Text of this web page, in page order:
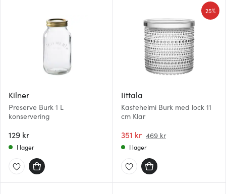
Kilner
Preserve Burk 1 L
konservering
129 kr
I lager
Iittala
Kastehelmi Burk med lock 11
cm Klar
351 kr 469 kr
25%
I lager